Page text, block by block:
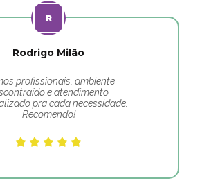
Rodrigo Milão
profissionais, ambiente
e atendimento
pra cada necessidade.
Recomendo!